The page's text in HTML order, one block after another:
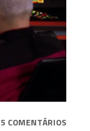
5 COMENTÁRIOS